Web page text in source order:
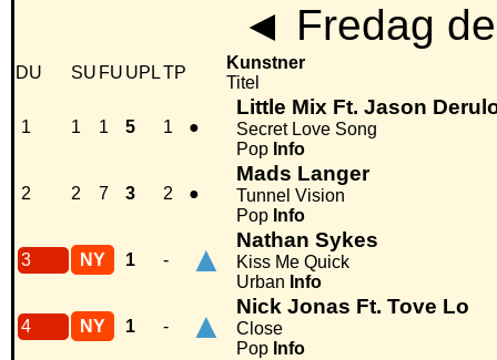
◄ Fredag
DU SU FU UPLTP
Kunstner
Titel
1 1 1 5 1 ●
Little Mix Ft. Jason
Secret Love Song
Pop Info
2 2 7 3 2 ●
Mads Langer
Tunnel Vision
Pop Info
3 NY 1 - ▲ Nathan Sykes
Kiss Me Quick
Urban Info
4 NY 1 - ▲ Nick Jonas Ft. Tove Lo
Close
Pop Info